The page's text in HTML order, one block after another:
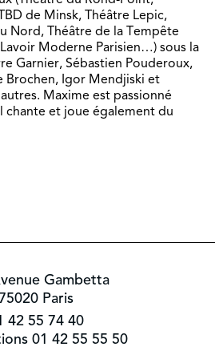
de Minsk, Théâtre Lepic,
Nord, Théâtre de la Tempête
Moderne Parisien…) sous la
Garnier, Sébastien Pouderoux,
Brochen, Igor Mendjiski et
Maxime est passionné
chante et joue également du
Gambetta
Paris
42 55 74 40
01 42 55 55 50